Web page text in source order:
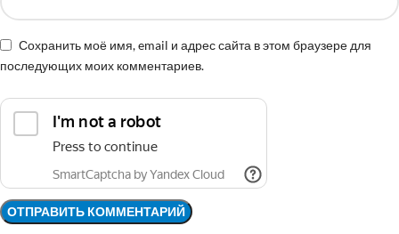
Сохранить моё имя, email и адрес сайта в этом браузере для
последующих моих комментариев.